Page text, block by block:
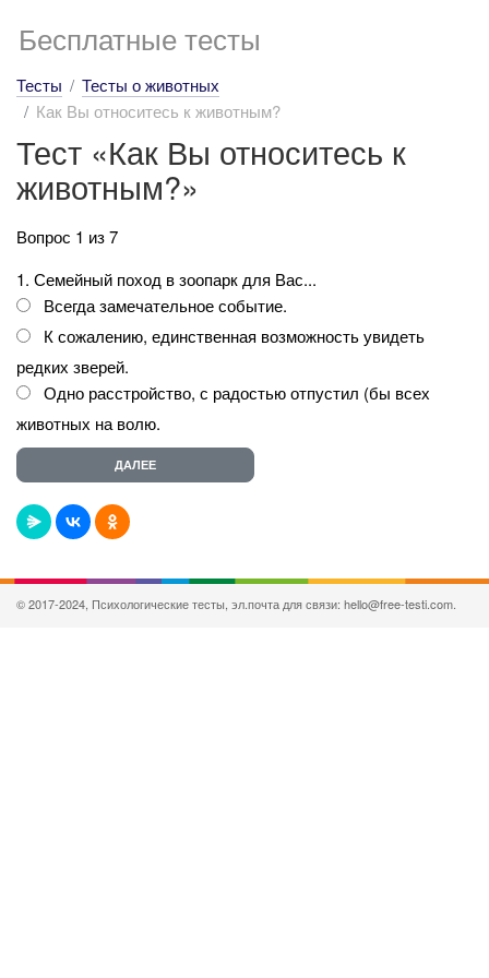
Бесплатные тесты
Тесты
Тесты о животных
Как Вы относитесь к животным?
Тест «Как Вы относитесь к
животным?»
Вопрос 1 из 7
1. Семейный поход в зоопарк для Вас...
Всегда замечательное событие.
К сожалению, единственная возможность увидеть
редких зверей.
Одно расстройство, с радостью отпустил (бы всех
животных на волю.
© 2017-2024, Психологические тесты, эл.почта для связи: hello@free-testi.com.